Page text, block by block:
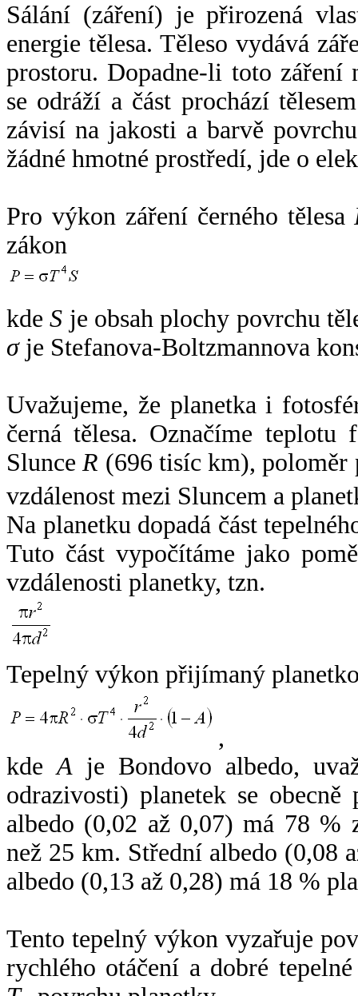
Sálání (záření) je přirozená
energie tělesa. Těleso vydává
prostoru. Dopadne-li toto záření
se odráží a část prochází
závisí na jakosti a barvě
žádné hmotné prostředí, jde o
Pro výkon záření černého tělesa
zákon
kdeS je obsah plochy povrchu
σje Stefanova-Boltzmannova
Uvažujeme, že planetka i
černá tělesa. Označíme
SlunceR (696 tisíc km),
vzdálenost mezi Sluncem a
Na planetku dopadá část
Tuto část vypočítáme jako
vzdálenosti planetky, tzn.
Tepelný výkon přijímaný
,
kdeA je Bondovo albedo,
odrazivosti) planetek se
albedo (0,02 až 0,07) má 78 %
než 25 km. Střední albedo (0,08
albedo (0,13 až 0,28) má 18 %
Tento tepelný výkon vyzařuje
rychlého otáčení a dobré